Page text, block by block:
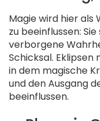
Magie wird hier als
zu beeinflussen:
verborgene
Schicksal.
in dem magische
und den Ausgang
beeinflussen.